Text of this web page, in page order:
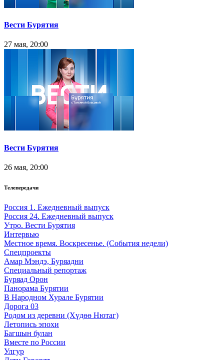
Вести Бурятия
27 мая, 20:00
Вести Бурятия
26 мая, 20:00
Телепередачи
Россия 1. Ежедневный выпуск
Россия 24. Ежедневный выпуск
Утро. Вести Бурятия
Интервью
Местное время. Воскресенье. (События недели)
Спецпроекты
Амар Мэндэ, Буряадни
Специальный репортаж
Буряад Орон
Панорама Бурятии
В Народном Хурале Бурятии
Дорога 03
Родом из деревни (Хүдөө Нютаг)
Летопись эпохи
Багшын булан
Вместе по России
Улгур